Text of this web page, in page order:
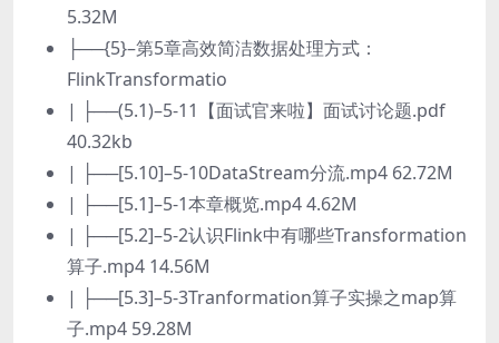
5.32M
├──{5}–第5章高效简洁数据处理方式：
FlinkTransformatio
| ├──(5.1)–5-11【面试官来啦】面试讨论题.pdf
40.32kb
| ├──[5.10]–5-10DataStream分流.mp4 62.72M
| ├──[5.1]–5-1本章概览.mp4 4.62M
| ├──[5.2]–5-2认识Flink中有哪些Transformation
算子.mp4 14.56M
| ├──[5.3]–5-3Tranformation算子实操之map算
子.mp4 59.28M